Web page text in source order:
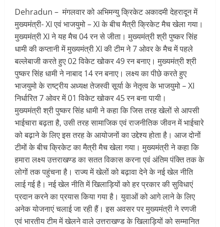
Dehradun – मंगलवार को अभिमन्यु क्रिकेट अकादमी देहरादून में
मुख्यमंत्री- XI एवं भाजयुमो – XI के बीच मैत्री क्रिकेट मैच खेला गया।
मुख्यमंत्री XI ने यह मैच 04 रन से जीता। मुख्यमंत्री श्री पुष्कर सिंह
धामी की कप्तानी में मुख्यमंत्री XI की टीम ने 7 ओवर के मैच में पहले
बल्लेबाजी करते हुए 02 विकेट खोकर 49 रन बनाए। मुख्यमंत्री श्री
पुष्कर सिंह धामी ने नाबाद 14 रन बनाए। लक्ष्य का पीछे करते हुए
भाजयुमो के राष्ट्रीय अध्यक्ष तेजस्वी सूर्या के नेतृत्व के भाजयुमो – XI
निर्धारित 7 ओवर में 01 विकेट खोकर 45 रन बना पायी।
मुख्यमंत्री श्री पुष्कर सिंह धामी ने कहा कि जिस तरह खेलों से आपसी
भाईचारा बढ़ता है, उसी तरह सामाजिक एवं राजनीतिक जीवन में भाईचारे
को बढ़ाने के लिए इस तरह के आयोजनों का उद्देश्य होता है। आज दोनों
टीमों के बीच क्रिकेट का मैत्री मैच खेला गया। मुख्यमंत्री ने कहा कि
हमारा लक्ष्य उत्तराखण्ड का सतत विकास करना एवं अंतिम पंक्ति तक के
लोगों तक पहुंचना है। राज्य में खेलों को बढ़ावा देने के नई खेल नीति
लाई गई है। नई खेल नीति में खिलाड़ियों को हर प्रकार की सुविधाएं
प्रदान करने का प्रयास किया गया है। युवाओं को आगे लाने के लिए
अनेक योजनाएं चलाई जा रही हैं। इस अवसर पर मुख्यमंत्री ने रणजी
एवं भारतीय टीम में खेलने वाले उत्तराखण्ड के खिलाड़ियों को सम्मानित